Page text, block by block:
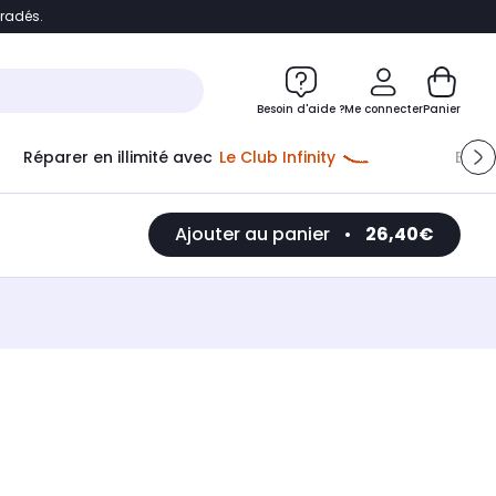
Accéder directement au chatbot
Besoin d'aide ?Me connecterPanier
Réparer en illimité avec Le Club Infinity
Ajouter au panier • 26,40€